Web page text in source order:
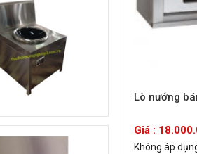
Lò nướng
Giá :
Không áp
dụng
Xe đẩy hàng inox 1
tầng
4.800.000 đ
3.500.000 đ
dụng